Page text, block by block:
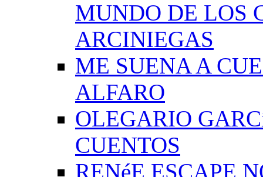
MUNDO DE LOS
ARCINIEGAS
ME SUENA A
ALFARO
OLEGARIO
CUENTOS
RENéE ESCAPE